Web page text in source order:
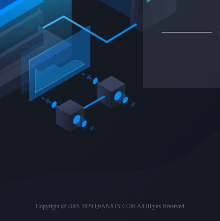
Copyright @ 2005-2026 QIANXIN.COM All Rights Reserved